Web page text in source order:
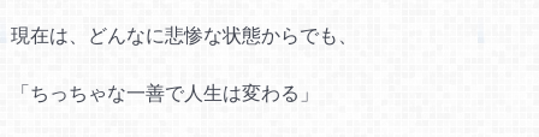
現在は、どんなに悲惨な状態からでも、
「ちっちゃな一善で人生は変わる」